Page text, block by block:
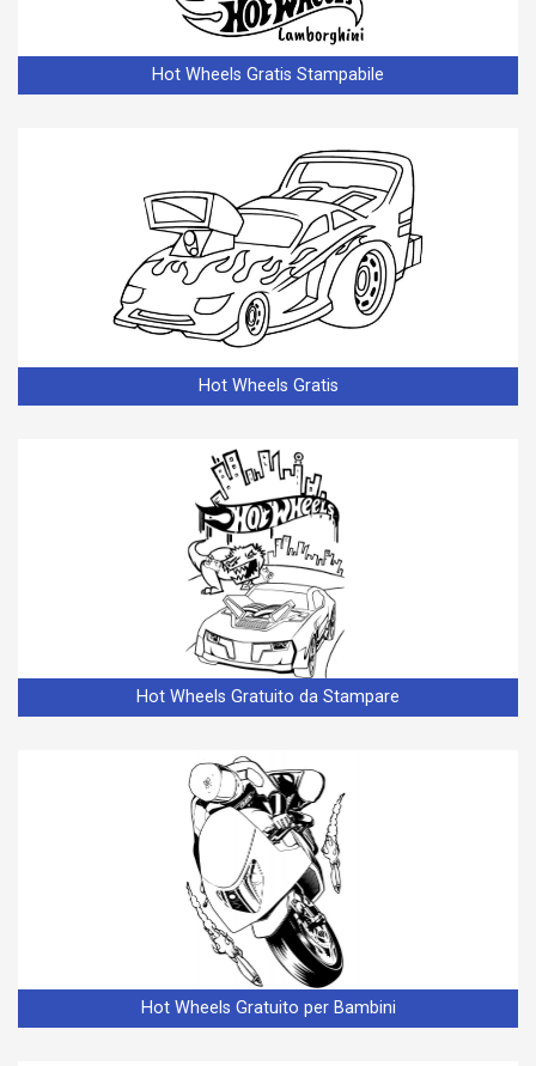
Hot Wheels Gratis Stampabile
Hot Wheels Gratis
Hot Wheels Gratuito da Stampare
Hot Wheels Gratuito per Bambini